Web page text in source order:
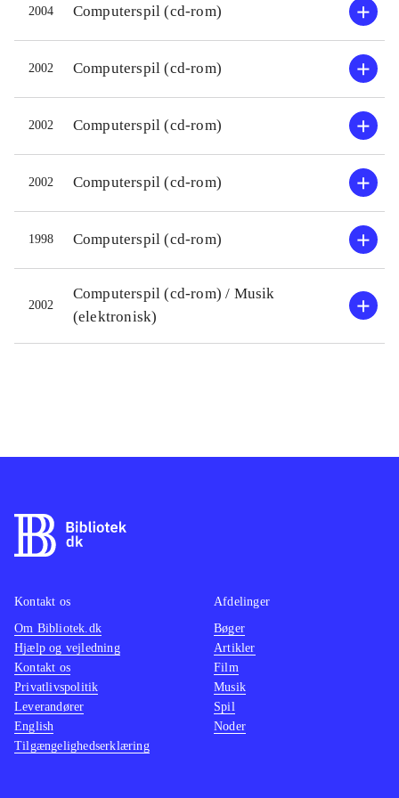
hver aktivitet skal løses. Figurerne er
som ved de tidligere udgivelser enkle
og farvestrålende og med kun få
kommentarer. De 9 sange på cd-
rom'en kan desuden afspilles i en
almindelig cd-afspiller. Der er til
mange timers underholdning for børn
fra 3 år og helt op til omkring 10 år
2004 Computerspil (cd-rom)
2002 Computerspil (cd-rom)
2002 Computerspil (cd-rom)
2002 Computerspil (cd-rom)
1998 Computerspil (cd-rom)
2002
Computerspil (cd-rom) / Musik
(elektronisk)
Kontakt os
Om Bibliotek.dk
Hjælp og vejledning
Kontakt os
Privatlivspolitik
Leverandører
English
Tilgængelighedserklæring
Afdelinger
Bøger
Artikler
Film
Musik
Spil
Noder